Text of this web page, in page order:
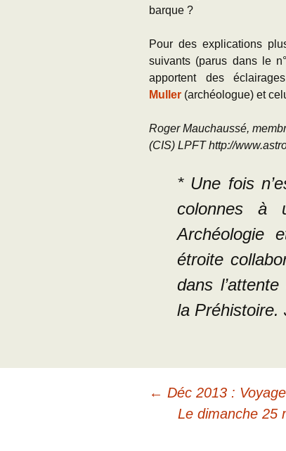
barque ?
Pour des explications
suivants (parus dans le
apportent des
Muller (archéologue) et
Roger Mauchaussé,
(CIS) LPFT http://
* Une fois
colonnes à
Archéologie
étroite
dans
la Préhistoire.
Navigation
← Déc 2013 :
Le dimanche 25